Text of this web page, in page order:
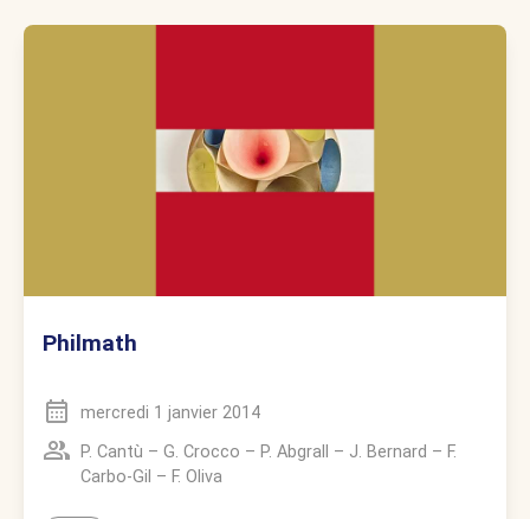
Philmath
mercredi 1 janvier 2014
P. Cantù – G. Crocco – P. Abgrall – J. Bernard – F.
Carbo-Gil – F. Oliva